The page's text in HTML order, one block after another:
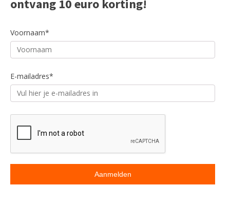
ontvang 10 euro korting!
Voornaam*
E-mailadres*